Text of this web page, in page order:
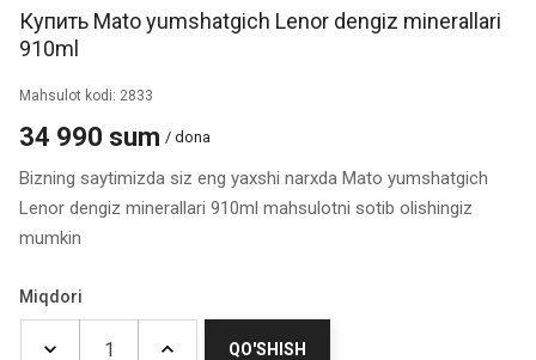
Купить Mato yumshatgich Lenor dengiz minerallari
910ml
Mahsulot kodi: 2833
34 990 sum / dona
Bizning saytimizda siz eng yaxshi narxda Mato yumshatgich
Lenor dengiz minerallari 910ml mahsulotni sotib olishingiz
mumkin
Miqdori
QO'SHISH